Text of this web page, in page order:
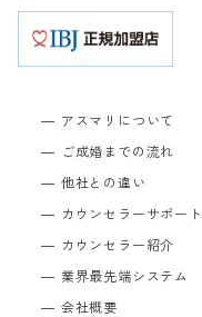
アスマリについて
ご成婚までの流れ
他社との違い
カウンセラーサポート
カウンセラー紹介
業界最先端システム
会社概要